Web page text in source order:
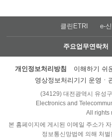
클린ETRI e-
주요업무연락처
개인정보처리방침 이해하기 쉬
영상정보처리기기 운영ㆍ
(34129) 대전광역시 유성
Electronics and
All rights
본 홈페이지에 게시된 이메일 주소가
정보통신망법에 의해 처